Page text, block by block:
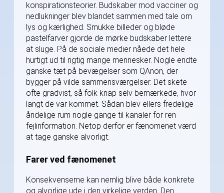
konspirationsteorier. Budskaber mod vacciner og
nedlukninger blev blandet sammen med tale om
lys og kærlighed. Smukke billeder og bløde
pastelfarver gjorde de mørke budskaber lettere
at sluge. På de sociale medier nåede det hele
hurtigt ud til rigtig mange mennesker. Nogle endte
ganske tæt på bevægelser som QAnon, der
bygger på vilde sammensværgelser. Det skete
ofte gradvist, så folk knap selv bemærkede, hvor
langt de var kommet. Sådan blev ellers fredelige
åndelige rum nogle gange til kanaler for ren
fejlinformation. Netop derfor er fænomenet værd
at tage ganske alvorligt.
Farer ved fænomenet
Konsekvenserne kan nemlig blive både konkrete
og alvorlige ude i den virkelige verden. Den